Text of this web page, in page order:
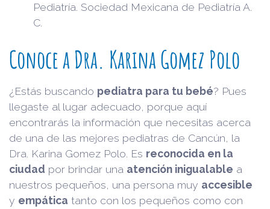
Pediatría. Sociedad Mexicana de Pediatría A.
C.
Conoce a Dra. Karina Gomez Polo
¿Estás buscando pediatra para tu bebé? Pues
llegaste al lugar adecuado, porque aquí
encontrarás la información que necesitas acerca
de una de las mejores pediatras de Cancún, la
Dra. Karina Gomez Polo. Es reconocida en la
ciudad por brindar una atención inigualable a
nuestros pequeños, una persona muy accesible
y empática tanto con los pequeños como con